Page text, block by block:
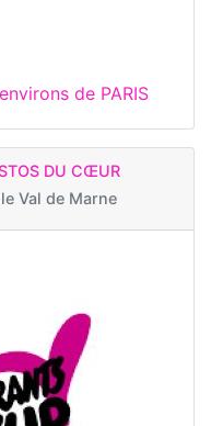
de PARIS
DU CŒUR
le Val de Marne